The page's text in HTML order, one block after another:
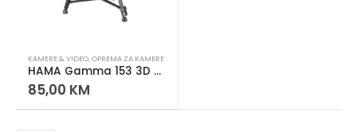
KAMERE & VIDEO,OPREMA ZA KAMERE
HAMA Gamma 153 3D Stativ – Tripod za Fotoaparat i Kameru, Podesiva Visina
85,00 KM